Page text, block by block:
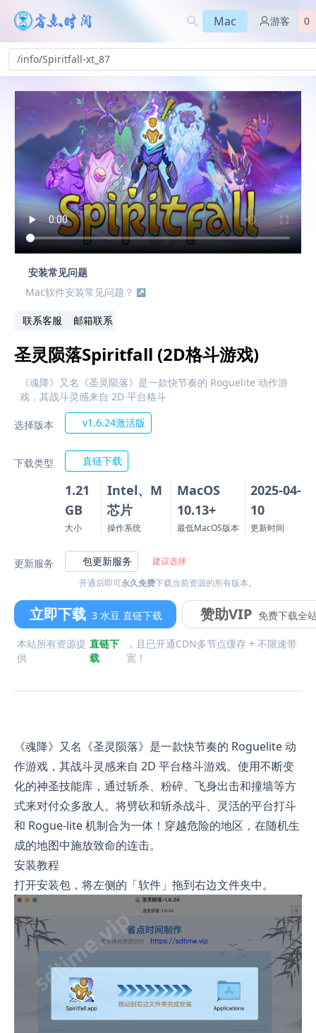
Mac 游客 0
/info/Spiritfall-xt_87
安装常见问题
Mac软件安装常见问题？
联系客服 邮箱联系
圣灵陨落Spiritfall (2D格斗游戏)
《魂降》又名《圣灵陨落》是一款快节奏的 Roguelite 动作游
戏，其战斗灵感来自 2D 平台格斗
选择版本 v1.6.24激活版
下载类型 直链下载
1.21
GB
大小
Intel、M
芯片
操作系统
MacOS
10.13+
最低MacOS版本
2025-04-
10
更新时间
更新服务 包更新服务
建议选择
开通后即可永久免费下载当前资源的所有版本。
立即下载 3 水豆 直链下载 赞助VIP 免费下载全
本站所有资源提
供
直链下
载
，且已开通CDN多节点缓存 + 不限速带
宽！
《魂降》又名《圣灵陨落》是一款快节奏的 Roguelite 动
作游戏，其战斗灵感来自 2D 平台格斗游戏。使用不断变
化的神圣技能库，通过斩杀、粉碎、飞身出击和撞墙等方
式来对付众多敌人。将劈砍和斩杀战斗、灵活的平台打斗
和 Rogue-lite 机制合为一体！穿越危险的地区，在随机生
成的地图中施放致命的连击。
安装教程
打开安装包，将左侧的「软件」拖到右边文件夹中。